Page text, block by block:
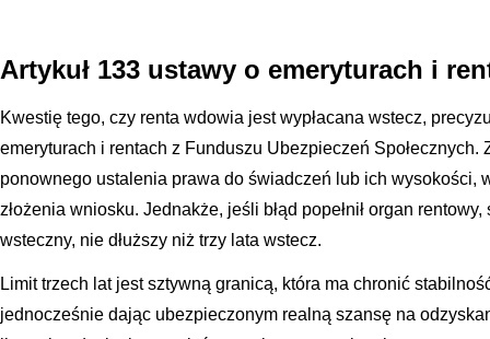
Artykuł 133 ustawy o emeryturach i
Kwestię tego, czy renta wdowia jest wypłacana wstecz,
emeryturach i rentach z Funduszu Ubezpieczeń
ponownego ustalenia prawa do świadczeń lub ich wysokości,
złożenia wniosku. Jednakże, jeśli błąd popełnił organ
wsteczny, nie dłuższy niż trzy lata wstecz.
Limit trzech lat jest sztywną granicą, która ma chronić
jednocześnie dając ubezpieczonym realną szansę na